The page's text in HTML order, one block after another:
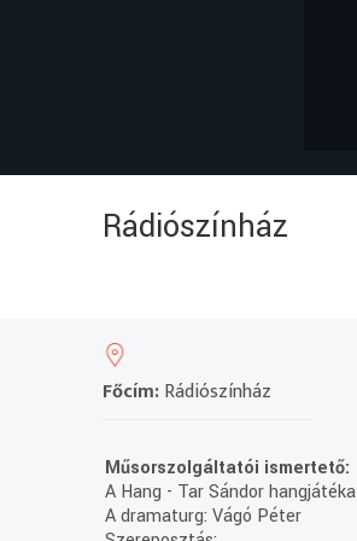
Rádiószínház
Főcím:Rádiószínház
Műsorszolgáltatói ismertető:
A Hang - Tar Sándor hangjátéka
A dramaturg: Vágó Péter